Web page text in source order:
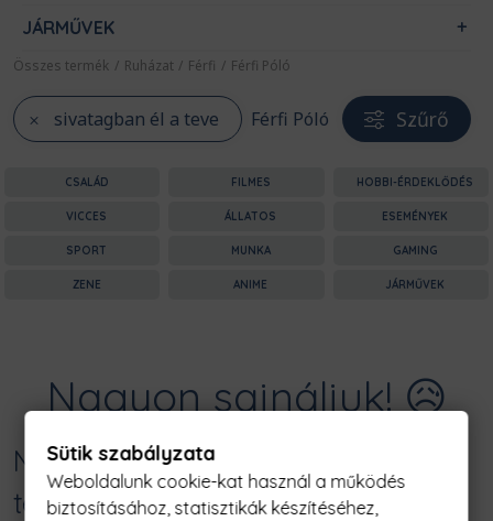
JÁRMŰVEK
Összes termék / Ruházat / Férfi / Férfi Póló
sivatagban él a teve Férfi Póló Szűrő
CSALÁD FILMES HOBBI-ÉRDEKLŐDÉS
VICCES ÁLLATOS ESEMÉNYEK
SPORT MUNKA GAMING
ZENE ANIME JÁRMŰVEK
Nagyon sajnáljuk! 😥
Nincs találat erre: "sivatagban él a
teve Férfi Póló"
Sütik szabályzata
Weboldalunk cookie-kat használ a működés
biztosításához, statisztikák készítéséhez,